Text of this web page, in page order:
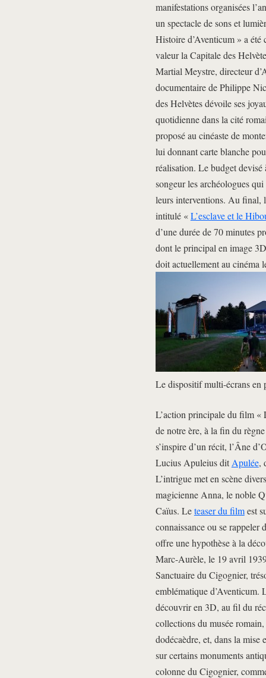
manifestations organisées
un spectacle de sons et
Histoire d’Aventicum » a été
valeur la Capitale des
Martial Meystre, directeur
documentaire de Philippe
des Helvètes dévoile ses
quotidienne dans la cité
proposé au cinéaste de
lui donnant carte blanche
réalisation. Le budget devisé
songeur les archéologues
leurs interventions. Au final,
intitulé «L’esclave et le
d’une durée de 70 minutes
dont le principal en image
doit actuellement au cinéma
Le dispositif multi-écrans en
L’action principale du film «
de notre ère, à la fin du
s’inspire d’un récit, l’Âne
Lucius Apuleius dit Apulée,
L’intrigue met en scène
magicienne Anna, le noble
Caïus. Leteaser du filmest
connaissance ou se rappeler
offre une hypothèse à la
Marc-Aurèle, le 19 avril
Sanctuaire du Cigognier,
emblématique d’Aventicum.
découvrir en 3D, au fil du
collections du musée
dodécaèdre, et, dans la mise
sur certains monuments
colonne du Cigognier,